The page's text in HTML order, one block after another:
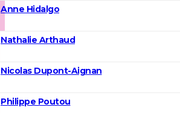
Anne Hidalgo
Nathalie Arthaud
Nicolas Dupont-Aignan
Philippe Poutou